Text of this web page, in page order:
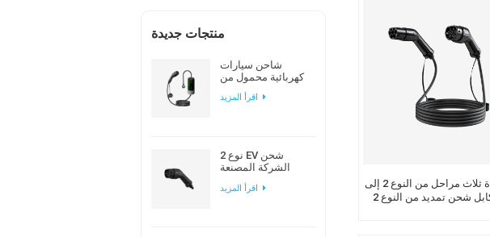
منتجات جديدة
شاحن سيارات
كهربائية محمول من
IEC 62196 Type 2 مع
نوع 2 EV شحن
الشركة المصنعة
لقابس التيار المتردد
الأوروبي القياسي
مرحلة واحدة ثلاث مراحل من النوع 2 إلى